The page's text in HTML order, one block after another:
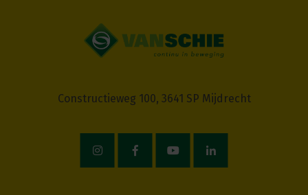
Constructieweg 100, 3641 SP Mijdrecht